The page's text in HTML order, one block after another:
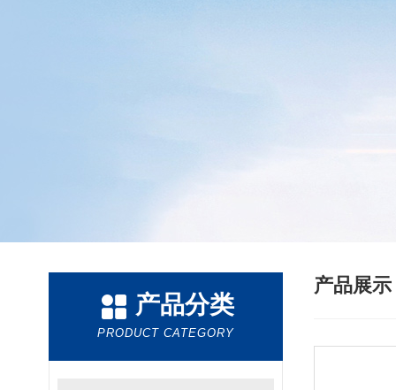
产品分类
PRODUCT CATEGORY
产品展示